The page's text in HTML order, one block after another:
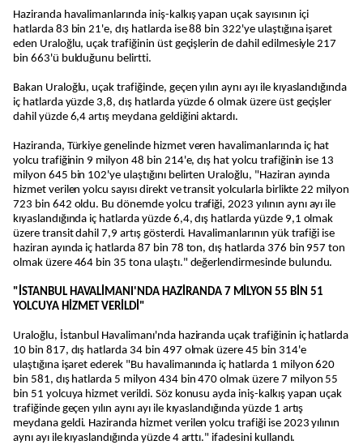
Haziranda havalimanlarında iniş-kalkış yapan uçak sayısının içi
hatlarda 83 bin 21'e, dış hatlarda ise 88 bin 322'ye ulaştığına işaret
eden Uraloğlu, uçak trafiğinin üst geçişlerin de dahil edilmesiyle 217
bin 663'ü bulduğunu belirtti.
Bakan Uraloğlu, uçak trafiğinde, geçen yılın aynı ayı ile kıyaslandığında
iç hatlarda yüzde 3,8, dış hatlarda yüzde 6 olmak üzere üst geçişler
dahil yüzde 6,4 artış meydana geldiğini aktardı.
Haziranda, Türkiye genelinde hizmet veren havalimanlarında iç hat
yolcu trafiğinin 9 milyon 48 bin 214'e, dış hat yolcu trafiğinin ise 13
milyon 645 bin 102'ye ulaştığını belirten Uraloğlu, "Haziran ayında
hizmet verilen yolcu sayısı direkt ve transit yolcularla birlikte 22 milyon
723 bin 642 oldu. Bu dönemde yolcu trafiği, 2023 yılının aynı ayı ile
kıyaslandığında iç hatlarda yüzde 6,4, dış hatlarda yüzde 9,1 olmak
üzere transit dahil 7,9 artış gösterdi. Havalimanlarının yük trafiği ise
haziran ayında iç hatlarda 87 bin 78 ton, dış hatlarda 376 bin 957 ton
olmak üzere 464 bin 35 tona ulaştı." değerlendirmesinde bulundu.
"İSTANBUL HAVALİMANI'NDA HAZİRANDA 7 MİLYON 55 BİN 51
YOLCUYA HİZMET VERİLDİ"
Uraloğlu, İstanbul Havalimanı'nda haziranda uçak trafiğinin iç hatlarda
10 bin 817, dış hatlarda 34 bin 497 olmak üzere 45 bin 314'e
ulaştığına işaret ederek "Bu havalimanında iç hatlarda 1 milyon 620
bin 581, dış hatlarda 5 milyon 434 bin 470 olmak üzere 7 milyon 55
bin 51 yolcuya hizmet verildi. Söz konusu ayda iniş-kalkış yapan uçak
trafiğinde geçen yılın aynı ayı ile kıyaslandığında yüzde 1 artış
meydana geldi. Haziranda hizmet verilen yolcu trafiği ise 2023 yılının
aynı ayı ile kıyaslandığında yüzde 4 arttı." ifadesini kullandı.